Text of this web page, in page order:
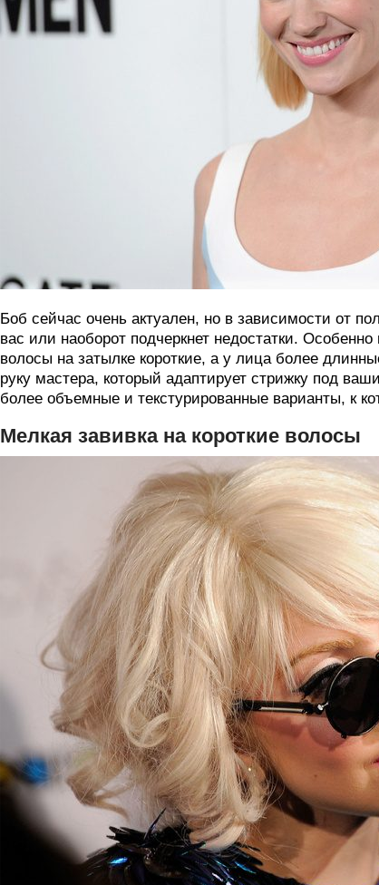
Боб сейчас очень актуален, но в зависимости от
вас или наоборот подчеркнет недостатки.
волосы на затылке короткие, а у лица более
руку мастера, который адаптирует стрижку под
более объемные и текстурированные варианты, к
Мелкая завивка на короткие волосы